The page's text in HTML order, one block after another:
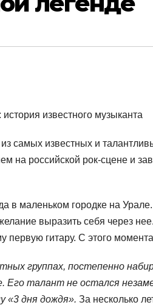
самых известных и
на российской рок-сцене и
в маленьком городке на
выразить себя через
первую гитару. С этого
группах, постепенно
Его талант не остался
«3 дня дождя». За несколько